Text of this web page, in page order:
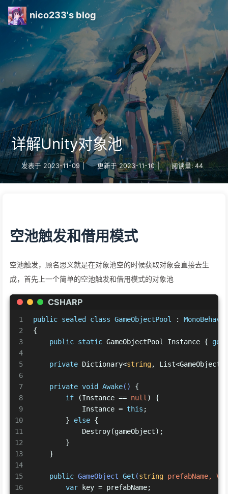
nico233's blog
详解Unity对象池
发表于 2023-11-09 更新于 2023-11-10 | 阅读量: 44
空池触发和借用模式
空池触发，顾名思义就是在对象池空的时候获取对象会直接去生
成，首先上一个简单的空池触发和借用模式的对象池
CSHARP
1
2
3
4
5
6
7
8
9
10
11
12
13
14
15
16
public sealed class GameObjectPool :
{
public static GameObjectPool Instance { get
private Dictionary<string,
private void Awake()
{
if (Instance == null ) {
            Instance =
this ;
        }
else {
            Destroy(gameObject);
        }
    }
public GameObject Get (string prefabName,
var key = prefabName;